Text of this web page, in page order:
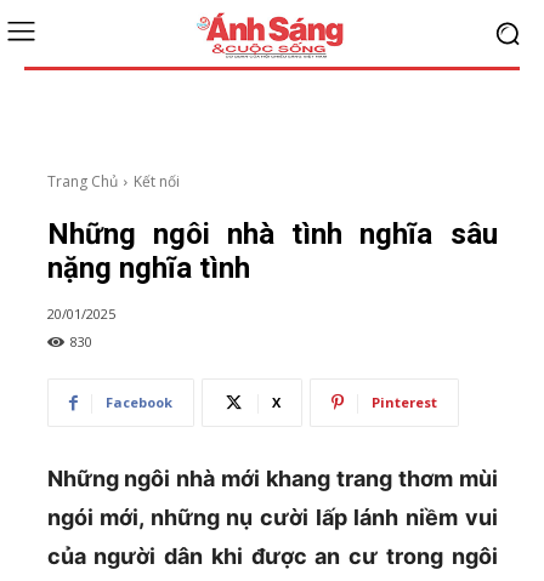
Trang Chủ Kết nối
Những ngôi nhà tình nghĩa sâu
nặng nghĩa tình
20/01/2025
830
Facebook X Pinterest
Những ngôi nhà mới khang trang thơm mùi
ngói mới, những nụ cười lấp lánh niềm vui
của người dân khi được an cư trong ngôi